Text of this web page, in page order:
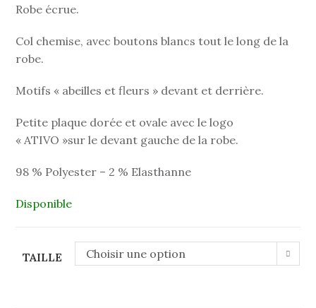
Robe écrue.
Col chemise, avec boutons blancs tout le long de la
robe.
Motifs « abeilles et fleurs » devant et derrière.
Petite plaque dorée et ovale avec le logo
« ATIVO »sur le devant gauche de la robe.
98 % Polyester – 2 % Elasthanne
Disponible
TAILLE Choisir une option